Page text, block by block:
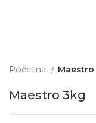
Početna Maestro
Maestro 3kg